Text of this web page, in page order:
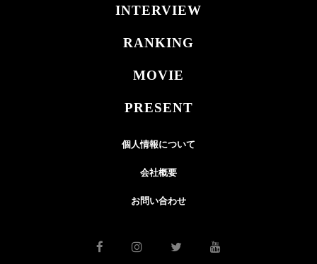
INTERVIEW
RANKING
MOVIE
PRESENT
個人情報について
会社概要
お問い合わせ